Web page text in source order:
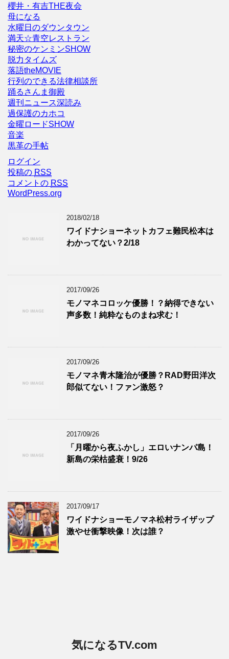
櫻井・有吉THE夜会
母になる
水曜日のダウンタウン
満天☆青空レストラン
秘密のケンミンSHOW
脱力タイムズ
落語theMOVIE
行列のできる法律相談所
踊るさんま御殿
週刊ニュース深読み
過保護のカホコ
金曜ロードSHOW
音楽
黒革の手帖
ログイン
投稿の RSS
コメントの RSS
WordPress.org
2018/02/18
ワイドナショーネットカフェ難民松本は
わかってない？2/18
2017/09/26
モノマネコロッケ優勝！？納得できない
声多数！純粋なものまね求む！
2017/09/26
モノマネ青木隆治が優勝？RAD野田洋次
郎似てない！ファン激怒？
2017/09/26
「月曜から夜ふかし」エロいナンパ島！
新島の栄枯盛衰！9/26
2017/09/17
ワイドナショーモノマネ松村ライザップ
激やせ衝撃映像！次は誰？
気になるTV.com